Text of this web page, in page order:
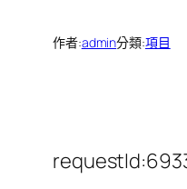
作者:admin分類:項目